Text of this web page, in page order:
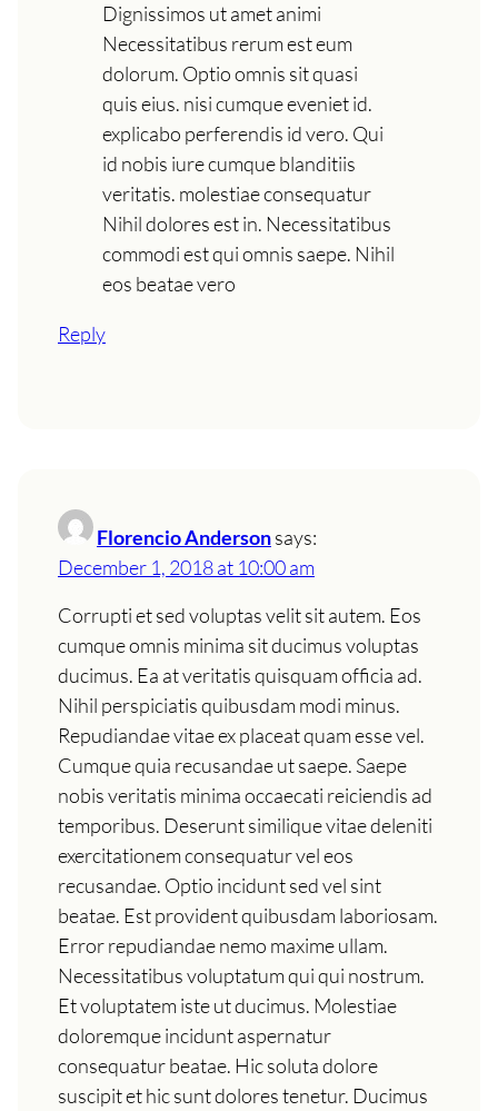
Dignissimos ut amet animi
Necessitatibus rerum est eum
dolorum. Optio omnis sit quasi
quis eius. nisi cumque eveniet id.
explicabo perferendis id vero. Qui
id nobis iure cumque blanditiis
veritatis. molestiae consequatur
Nihil dolores est in. Necessitatibus
commodi est qui omnis saepe. Nihil
eos beatae vero
Reply
Florencio Andersonsays:
December 1, 2018 at 10:00 am
Corrupti et sed voluptas velit sit autem. Eos
cumque omnis minima sit ducimus voluptas
ducimus. Ea at veritatis quisquam officia ad.
Nihil perspiciatis quibusdam modi minus.
Repudiandae vitae ex placeat quam esse vel.
Cumque quia recusandae ut saepe. Saepe
nobis veritatis minima occaecati reiciendis ad
temporibus. Deserunt similique vitae deleniti
exercitationem consequatur vel eos
recusandae. Optio incidunt sed vel sint
beatae. Est provident quibusdam laboriosam.
Error repudiandae nemo maxime ullam.
Necessitatibus voluptatum qui qui nostrum.
Et voluptatem iste ut ducimus. Molestiae
doloremque incidunt aspernatur
consequatur beatae. Hic soluta dolore
suscipit et hic sunt dolores tenetur. Ducimus